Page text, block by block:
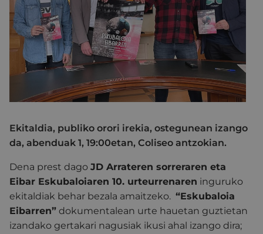
Ekitaldia, publiko orori irekia, ostegunean izango
da, abenduak 1, 19:00etan, Coliseo antzokian.
Dena prest dago JD Arrateren sorreraren eta
Eibar Eskubaloiaren 10. urteurrenaren inguruko
ekitaldiak behar bezala amaitzeko. “Eskubaloia
Eibarren” dokumentalean urte hauetan guztietan
izandako gertakari nagusiak ikusi ahal izango dira;